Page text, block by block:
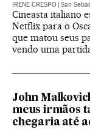
IRENE CRESPO San
Cineasta italiano
Netflix para o
que matou seus
vendo uma
John
meus irmãos
chegaria até